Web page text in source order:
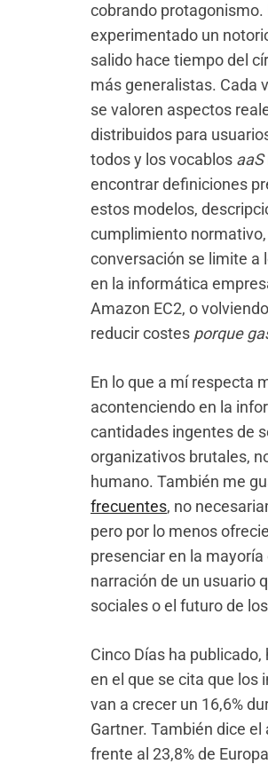
cobrando
experimentado un
salido hace tiempo del
más generalistas. Cada
se valoren aspectos
distribuidos para
todos y los vocablos aaS
encontrar definiciones
estos modelos,
cumplimiento
conversación se limite a
en la informática
Amazon EC2, o
reducir costes porque
En lo que a mí respecta
acontenciendo en la
cantidades ingentes de
organizativos brutales,
humano. También me
frecuentes, no
pero por lo menos
presenciar en la
narración de un usuario
sociales o el futuro de los
Cinco Días ha publicado,
en el que se cita que los
van a crecer un 16,6%
Gartner. También dice
frente al 23,8% de